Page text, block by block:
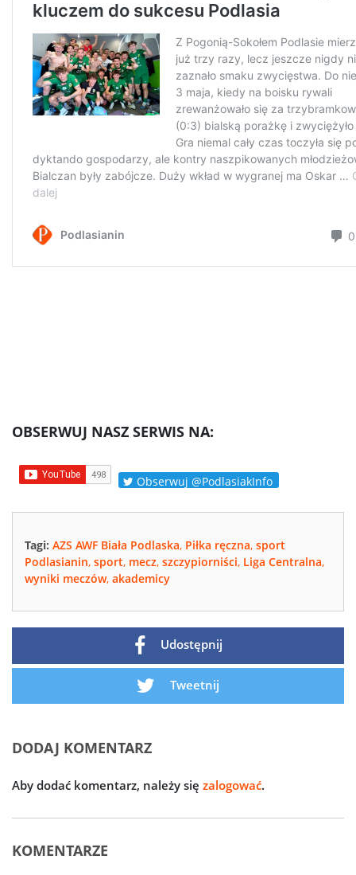
OBSERWUJ NASZ SERWIS NA:
Obserwuj @PodlasiakInfo
Tagi: AZS AWF Biała Podlaska, Piłka ręczna, sport
Podlasianin, sport, mecz, szczypiorniści, Liga Centralna,
wyniki meczów, akademicy
Udostępnij
Tweetnij
DODAJ KOMENTARZ
Aby dodać komentarz, należy się zalogować.
KOMENTARZE